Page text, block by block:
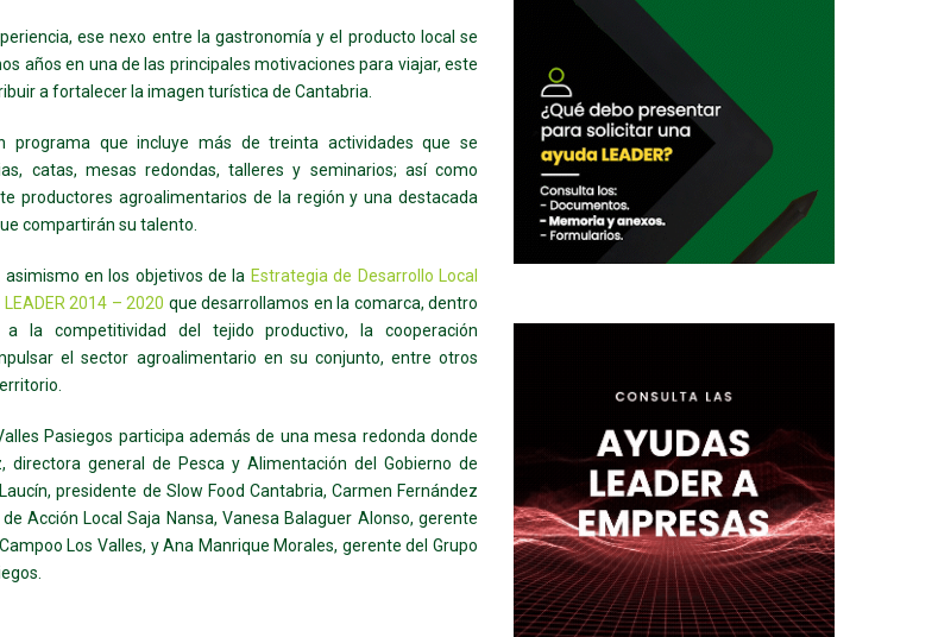
ese nexo entre la gastronomía y el producto local se
años en una de las principales motivaciones para viajar, este
a fortalecer la imagen turística de Cantabria.
programa que incluye más de treinta actividades que se
catas, mesas redondas, talleres y seminarios; así como
productores agroalimentarios de la región y una destacada
compartirán su talento.
en los objetivos de la Estrategia de Desarrollo Local
2014 – 2020 que desarrollamos en la comarca, dentro
la competitividad del tejido productivo, la cooperación
el sector agroalimentario en su conjunto, entre otros
Pasiegos participa además de una mesa redonda donde
directora general de Pesca y Alimentación del Gobierno de
presidente de Slow Food Cantabria, Carmen Fernández
Acción Local Saja Nansa, Vanesa Balaguer Alonso, gerente
Los Valles, y Ana Manrique Morales, gerente del Grupo